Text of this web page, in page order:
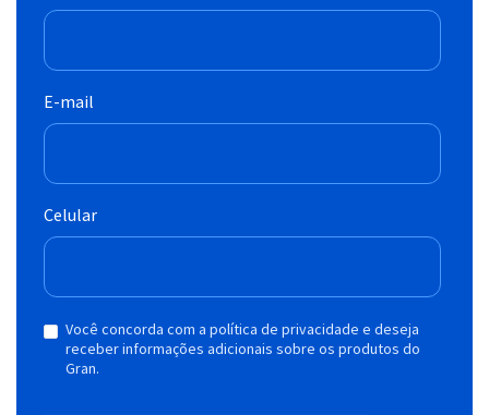
E-mail
Celular
Você concorda com a política de privacidade e deseja
receber informações adicionais sobre os produtos do
Gran.